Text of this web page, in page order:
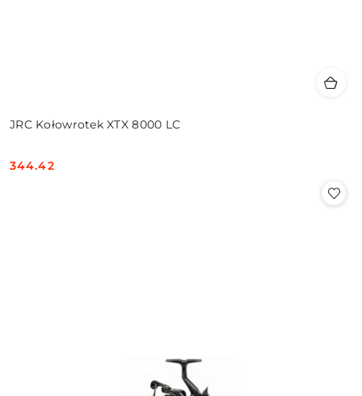
JRC Kołowrotek XTX 8000 LC
Cena:
344.42